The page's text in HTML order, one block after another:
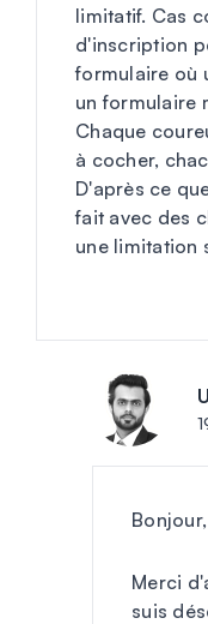
limitatif. Cas
d'inscription
formulaire où
un formulaire
Chaque
à cocher,
D'après ce
fait avec des
une limitation
Bonjour,
Merci
suis